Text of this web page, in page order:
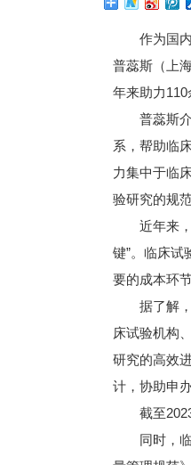
作为国内
普蕊斯（上
年来助力110
普蕊斯介
系，帮助临
力集中于临
验研究的规
近年来，
键”。临床试
要的成本环
据了解，
床试验机构
研究的高效
计，协助申
截至2023
同时，临